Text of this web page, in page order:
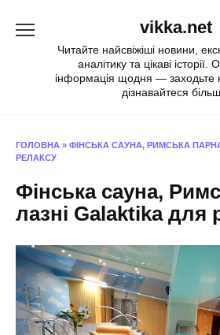
vikka.net
Читайте найсвіжіші новини,
аналітику та цікаві
інформація щодня — заходьте
дізнавайтеся
ГОЛОВНА » ФІНСЬКА САУНА, РИМСЬКА
РЕЛАКСУ
Фінська сауна,
лазні Galaktika для